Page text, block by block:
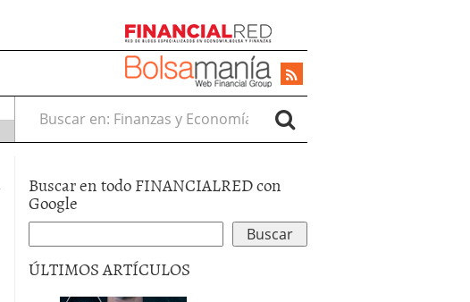
Buscar en:
Buscar en todo FINANCIALRED con
Google
ÚLTIMOS ARTÍCULOS